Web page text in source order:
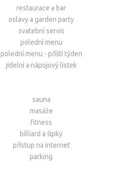
restaurace a bar
oslavy a garden party
svatební servis
polední menu
polední menu - příští týden
jídelní a nápojový lístek
sauna
masáže
fitness
billiard a šipky
přístup na internet
parking